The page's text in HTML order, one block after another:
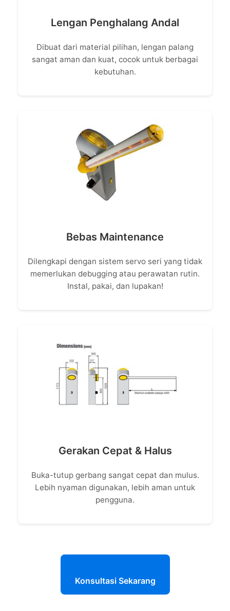
Lengan Penghalang Andal
Dibuat dari material pilihan, lengan palang
sangat aman dan kuat, cocok untuk berbagai
kebutuhan.
Bebas Maintenance
Dilengkapi dengan sistem servo seri yang tidak
memerlukan debugging atau perawatan rutin.
Instal, pakai, dan lupakan!
Gerakan Cepat & Halus
Buka-tutup gerbang sangat cepat dan mulus.
Lebih nyaman digunakan, lebih aman untuk
pengguna.
Konsultasi Sekarang